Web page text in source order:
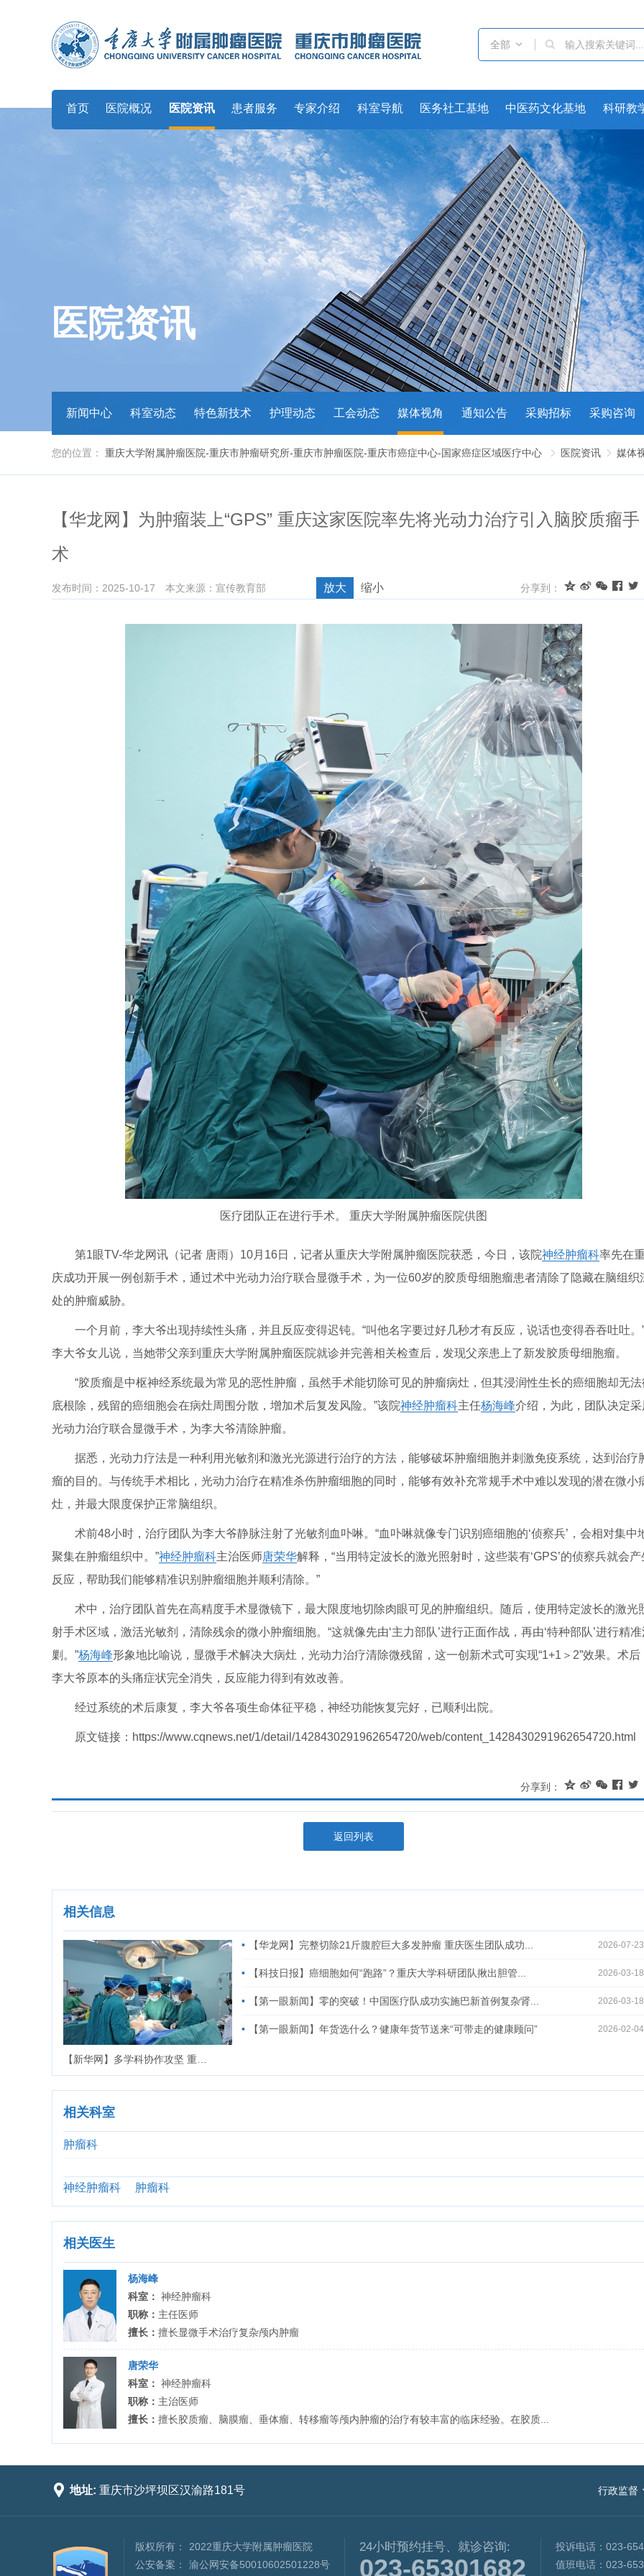
全部 
首页 医院概况 医院资讯 患者服务 专家介绍 科室导航 医务社工基地 中医药文化基地 科研教
医院资讯
新闻中心 科室动态 特色新技术 护理动态 工会动态 媒体视角 通知公告 采购招标 采购咨询
您的位置： 重庆大学附属肿瘤医院-重庆市肿瘤研究所-重庆市肿瘤医院-重庆市癌症中心-国家癌症区域医疗中心  医院资讯  媒体
【华龙网】为肿瘤装上“GPS” 重庆这家医院率先将光动力治疗引入脑胶质瘤手
术
发布时间：2025-10-17 本文来源：宣传教育部 放大 缩小 分享到：     
医疗团队正在进行手术。 重庆大学附属肿瘤医院供图
第1眼TV-华龙网讯（记者 唐雨）10月16日，记者从重庆大学附属肿瘤医院获悉，今日，该院神经肿瘤科率先在重
庆成功开展一例创新手术，通过术中光动力治疗联合显微手术，为一位60岁的胶质母细胞瘤患者清除了隐藏在脑组织
处的肿瘤威胁。
一个月前，李大爷出现持续性头痛，并且反应变得迟钝。“叫他名字要过好几秒才有反应，说话也变得吞吞吐吐。
李大爷女儿说，当她带父亲到重庆大学附属肿瘤医院就诊并完善相关检查后，发现父亲患上了新发胶质母细胞瘤。
“胶质瘤是中枢神经系统最为常见的恶性肿瘤，虽然手术能切除可见的肿瘤病灶，但其浸润性生长的癌细胞却无法
底根除，残留的癌细胞会在病灶周围分散，增加术后复发风险。”该院神经肿瘤科主任杨海峰介绍，为此，团队决定采
光动力治疗联合显微手术，为李大爷清除肿瘤。
据悉，光动力疗法是一种利用光敏剂和激光光源进行治疗的方法，能够破坏肿瘤细胞并刺激免疫系统，达到治疗
瘤的目的。与传统手术相比，光动力治疗在精准杀伤肿瘤细胞的同时，能够有效补充常规手术中难以发现的潜在微小
灶，并最大限度保护正常脑组织。
术前48小时，治疗团队为李大爷静脉注射了光敏剂血卟啉。“血卟啉就像专门识别癌细胞的‘侦察兵’，会相对集中
聚集在肿瘤组织中。”神经肿瘤科主治医师唐荣华解释，“当用特定波长的激光照射时，这些装有‘GPS’的侦察兵就会产
反应，帮助我们能够精准识别肿瘤细胞并顺利清除。”
术中，治疗团队首先在高精度手术显微镜下，最大限度地切除肉眼可见的肿瘤组织。随后，使用特定波长的激光
射手术区域，激活光敏剂，清除残余的微小肿瘤细胞。“这就像先由‘主力部队’进行正面作战，再由‘特种部队’进行精
剿。”杨海峰形象地比喻说，显微手术解决大病灶，光动力治疗清除微残留，这一创新术式可实现“1+1＞2”效果。术后
李大爷原本的头痛症状完全消失，反应能力得到有效改善。
经过系统的术后康复，李大爷各项生命体征平稳，神经功能恢复完好，已顺利出院。
原文链接：https://www.cqnews.net/1/detail/1428430291962654720/web/content_1428430291962654720.html
分享到：     
返回列表
相关信息
【华龙网】完整切除21斤腹腔巨大多发肿瘤 重庆医生团队成功... 2026-07-23
【科技日报】癌细胞如何“跑路”？重庆大学科研团队揪出胆管... 2026-03-18
【第一眼新闻】零的突破！中国医疗队成功实施巴新首例复杂肾... 2026-03-18
【第一眼新闻】年货选什么？健康年货节送来“可带走的健康顾问” 2026-02-04
相关科室
肿瘤科
神经肿瘤科 肿瘤科
相关医生
杨海峰
科室： 神经肿瘤科
职称： 主任医师
擅长： 擅长显微手术治疗复杂颅内肿瘤
唐荣华
科室： 神经肿瘤科
职称： 主治医师
擅长： 擅长胶质瘤、脑膜瘤、垂体瘤、转移瘤等颅内肿瘤的治疗有较丰富的临床经验。在胶质...
 地址: 重庆市沙坪坝区汉渝路181号 行政监督
版权所有：
2022重庆大学附属肿瘤医院
公安备案：
渝公网安备50010602501228号
24小时预约挂号、就诊咨询:
023-65301682
投诉电话：023-
值班电话：023-